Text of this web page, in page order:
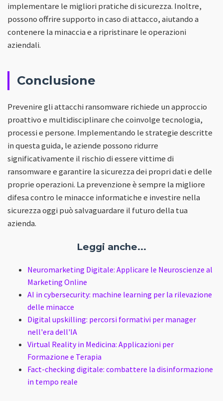
implementare le migliori pratiche di sicurezza. Inoltre,
possono offrire supporto in caso di attacco, aiutando a
contenere la minaccia e a ripristinare le operazioni
aziendali.
Conclusione
Prevenire gli attacchi ransomware richiede un approccio
proattivo e multidisciplinare che coinvolge tecnologia,
processi e persone. Implementando le strategie descritte
in questa guida, le aziende possono ridurre
significativamente il rischio di essere vittime di
ransomware e garantire la sicurezza dei propri dati e delle
proprie operazioni. La prevenzione è sempre la migliore
difesa contro le minacce informatiche e investire nella
sicurezza oggi può salvaguardare il futuro della tua
azienda.
Leggi anche...
Neuromarketing Digitale: Applicare le Neuroscienze al
Marketing Online
AI in cybersecurity: machine learning per la rilevazione
delle minacce
Digital upskilling: percorsi formativi per manager
nell'era dell'IA
Virtual Reality in Medicina: Applicazioni per
Formazione e Terapia
Fact-checking digitale: combattere la disinformazione
in tempo reale